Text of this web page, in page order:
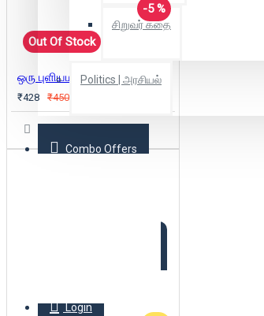
சிறுவர் கதை
Politics | அரசியல்
Combo Offers
Login
-5 %
Out Of Stock
₹428 ₹450